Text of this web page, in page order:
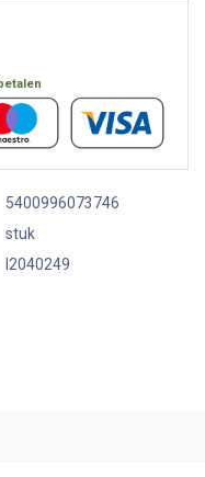
5400996073746
stuk
I2040249